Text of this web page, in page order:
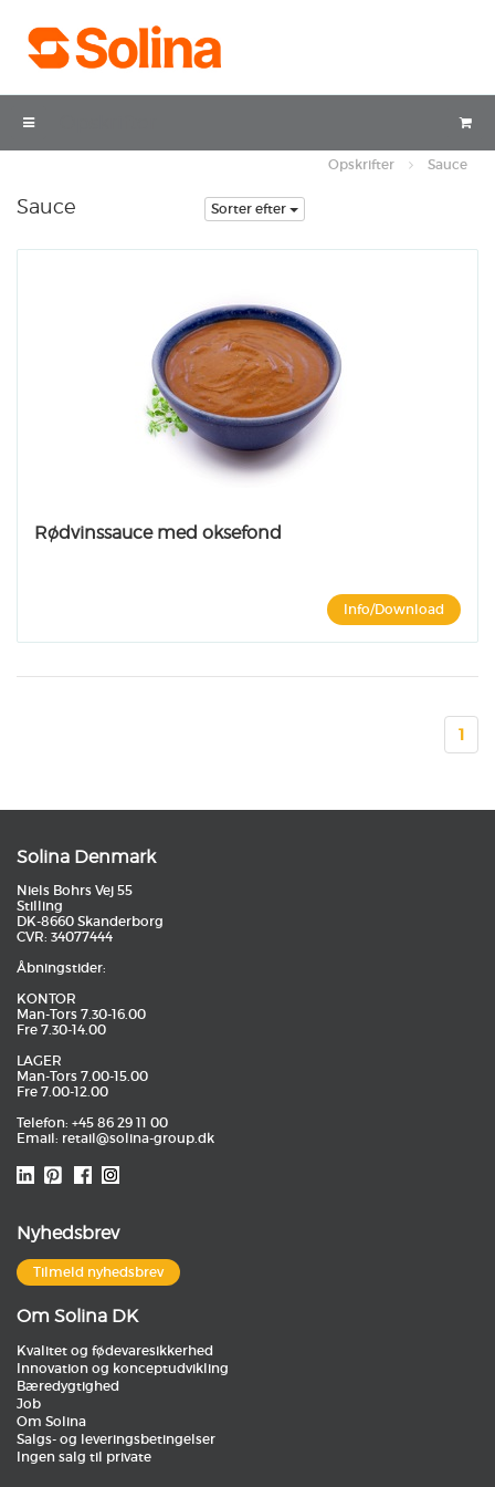
Opskrifter Sauce
Sauce Sorter efter
Rødvinssauce med oksefond
Info/Download
1
Solina Denmark
Niels Bohrs Vej 55
Stilling
DK-8660 Skanderborg
CVR: 34077444
Åbningstider:
KONTOR
Man-Tors 7.30-16.00
Fre 7.30-14.00
LAGER
Man-Tors 7.00-15.00
Fre 7.00-12.00
Telefon: +45 86 29 11 00
Email: retail@solina-group.dk
Nyhedsbrev
Tilmeld nyhedsbrev
Om Solina DK
Kvalitet og fødevaresikkerhed
Innovation og konceptudvikling
Bæredygtighed
Job
Om Solina
Salgs- og leveringsbetingelser
Ingen salg til private